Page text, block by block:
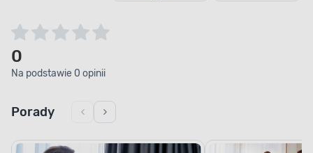
0
Na podstawie 0 opinii
Porady